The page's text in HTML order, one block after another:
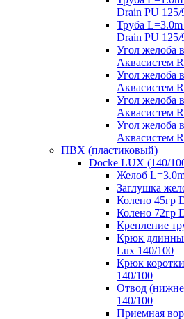
Drain PU 125/
Труба
Drain PU 125/
Угол желоба
Аквасистем
Угол желоба
Аквасистем
Угол желоба
Аквасистем
Угол желоба
Аквасистем
ПВХ (пластиковый)
Docke LUX (140/
Желоб
Заглушка
Колено 45гр
Колено 72гр
Крепление
Крюк
Lux 140/100
Крюк
140/100
Отвод
140/100
Приемная